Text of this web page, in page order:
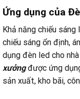
Ứng dụng của
Khả năng chiếu
chiếu sáng ổn định,
dụng đèn led cho
xưởngđược ứng
sản xuất, kho bãi,